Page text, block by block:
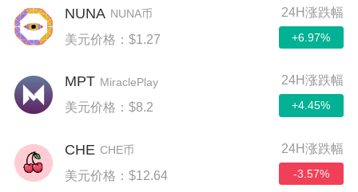
NUNA NUNA币
美元价格：$1.27
24H涨跌幅
+6.97%
MPT MiraclePlay
美元价格：$8.2
24H涨跌幅
+4.45%
CHE CHE币
美元价格：$12.64
24H涨跌幅
-3.57%